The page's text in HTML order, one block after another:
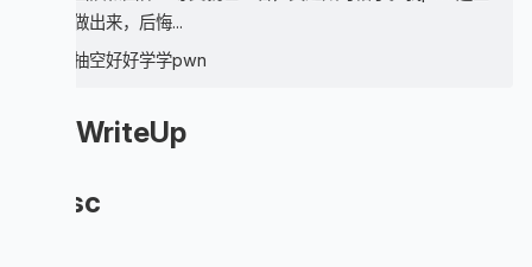
到没做出来，后悔...
一定抽空好好学学pwn
部分WriteUp
misc